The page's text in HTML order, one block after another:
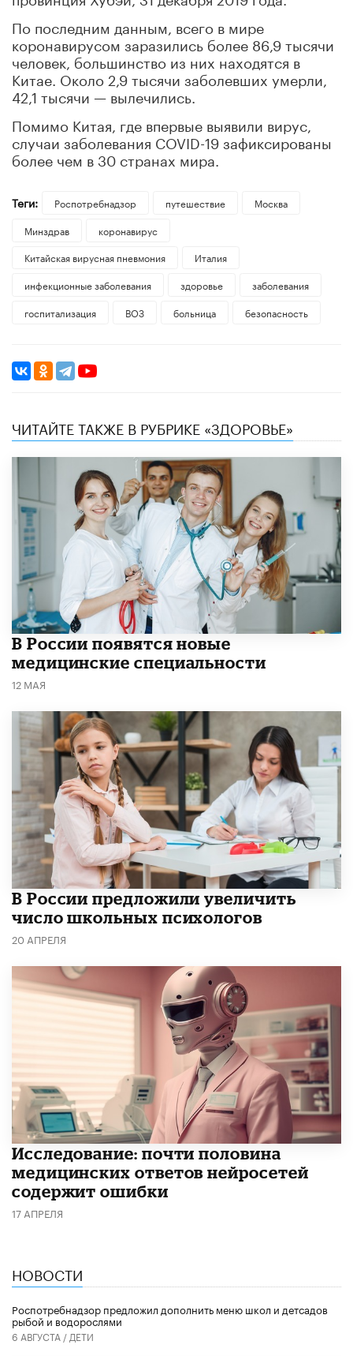
По последним данным, всего в мире
коронавирусом заразились более 86,9 тысячи
человек, большинство из них находятся в
Китае. Около 2,9 тысячи заболевших умерли,
42,1 тысячи — вылечились.
Помимо Китая, где впервые выявили вирус,
случаи заболевания COVID-19 зафиксированы
более чем в 30 странах мира.
Теги: Роспотребнадзор путешествие
Москва
Минздрав
коронавирус
Китайская вирусная пневмония
Италия
инфекционные заболевания
здоровье
заболевания
госпитализация
ВОЗ больница безопасность
ЧИТАЙТЕ ТАКЖЕ В РУБРИКЕ «ЗДОРОВЬЕ»
В России появятся новые
медицинские специальности
12 МАЯ
В России предложили увеличить
число школьных психологов
20 АПРЕЛЯ
Исследование: почти половина
медицинских ответов нейросетей
содержит ошибки
17 АПРЕЛЯ
НОВОСТИ
Роспотребнадзор предложил дополнить меню школ и детсадов
рыбой и водорослями
6 АВГУСТА / ДЕТИ